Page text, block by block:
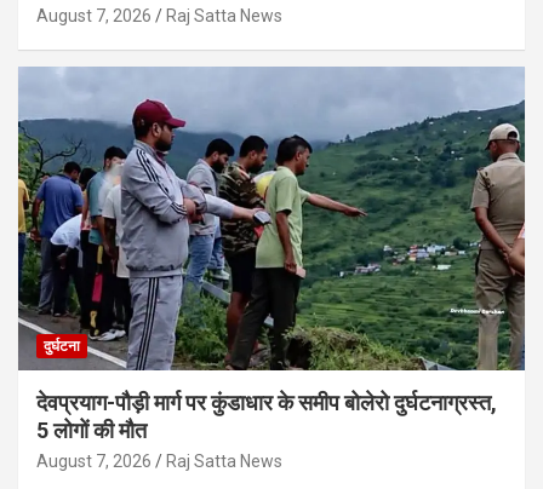
August 7, 2026 Raj Satta News
दुर्घटना
देवप्रयाग-पौड़ी मार्ग पर कुंडाधार के समीप बोलेरो दुर्घटनाग्रस्त,
5 लोगों की मौत
August 7, 2026 Raj Satta News